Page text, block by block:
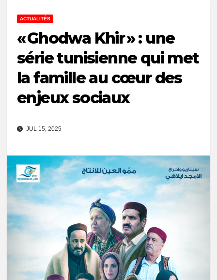
ACTUALITÉS
« Ghodwa Khir » : une
série tunisienne qui met
la famille au cœur des
enjeux sociaux
JUL 15, 2025